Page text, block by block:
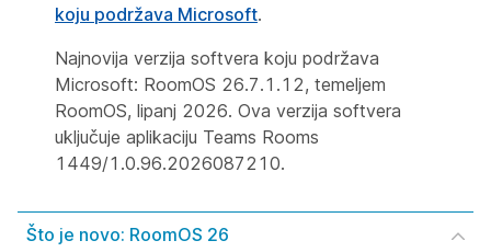
koju podržava Microsoft.
Najnovija verzija softvera koju podržava
Microsoft: RoomOS 26.7.1.12, temeljem
RoomOS, lipanj 2026. Ova verzija softvera
uključuje aplikaciju Teams Rooms
1449/1.0.96.2026087210.
Što je novo: RoomOS 26